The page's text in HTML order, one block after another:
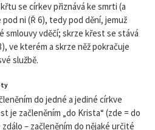
se církev přiznává ke smrti (a
ni (Ř 6), tedy pod dění, jemuž
smlouvy vděčí; skrze křest se stává
ve kterém a skrze něž pokračuje
službě.
do jedné a jediné církve
je začleněním „do Krista“ (zde = do
– začleněním do nějaké určité